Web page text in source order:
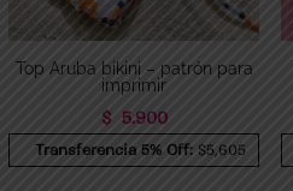
Top Aruba bikini – patrón para
imprimir
$ 5.900
Transferencia 5% Off: $5,605